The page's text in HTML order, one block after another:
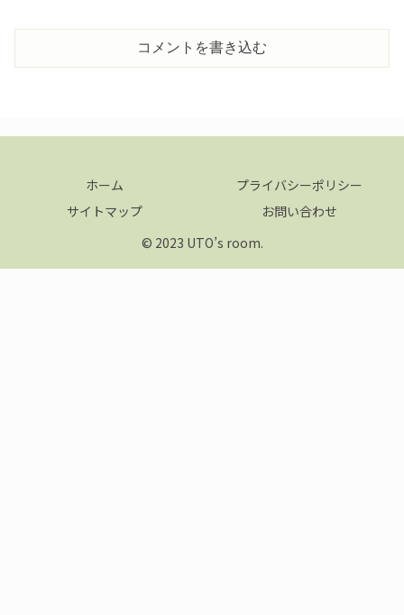
コメントを書き込む
ホーム
プライバシーポリシー
サイトマップ
お問い合わせ
© 2023 UTO’s room.